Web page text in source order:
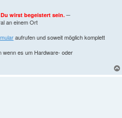
wirst begeistert sein.─
an einem Ort
aufrufen und soweit möglich komplett
wenn es um Hardware- oder